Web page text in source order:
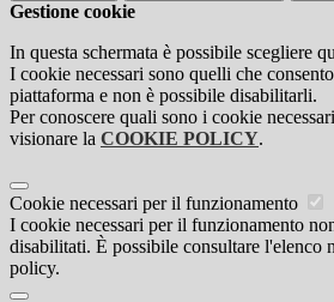
Gestione cookie
In questa schermata è possibile scegliere
I cookie necessari sono quelli che
piattaforma e non è possibile disabilitarli.
Per conoscere quali sono i cookie
visionare la COOKIE POLICY.
Cookie necessari per il funzionamento
I cookie necessari per il funzionamento
disabilitati. È possibile consultare l'elenco
policy.